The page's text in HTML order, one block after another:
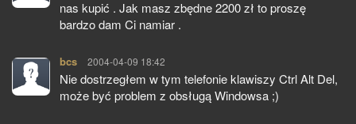
nas kupić . Jak masz zbędne 2200 zł to proszę
bardzo dam Ci namiar .
bcs pisze:
2004-04-09 18:42
Nie dostrzegłem w tym telefonie klawiszy Ctrl Alt Del,
może być problem z obsługą Windowsa ;)